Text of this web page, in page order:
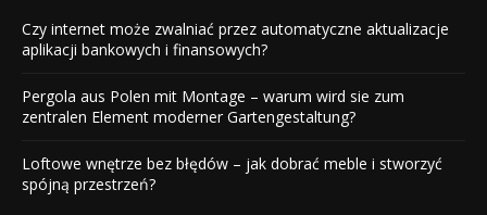
Czy internet może zwalniać przez automatyczne aktualizacje
aplikacji bankowych i finansowych?
Pergola aus Polen mit Montage – warum wird sie zum
zentralen Element moderner Gartengestaltung?
Loftowe wnętrze bez błędów – jak dobrać meble i stworzyć
spójną przestrzeń?